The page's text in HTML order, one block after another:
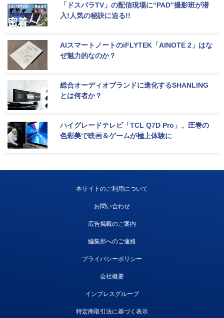
「ドスパラTV」の配信現場に“PAD”撮影班が潜
入!人気の秘訣に迫る!!
AIスマートノートのiFLYTEK「AINOTE 2」はな
ぜ魅力的なのか？
総合オーディオブランドに進化するSHANLING
とは何者か？
ハイグレードテレビ「TCL Q7D Pro」。圧巻の
色彩美で映画＆ゲームが極上体験に
本サイトのご利用について
お問い合わせ
広告掲載のご案内
編集部へのご連絡
プライバシーポリシー
会社概要
インプレスグループ
特定商取引法に基づく表示